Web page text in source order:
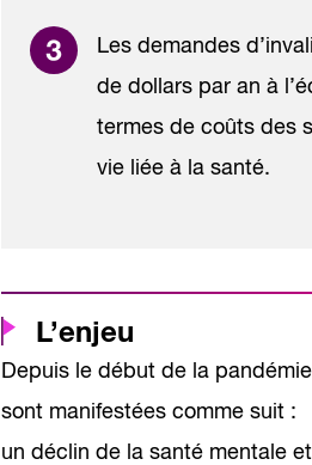
Les demandes
de dollars par an à
termes de coûts des
vie liée à la santé.
L’enjeu
Depuis le début de la
sont manifestées comme suit :
un déclin de la santé mentale